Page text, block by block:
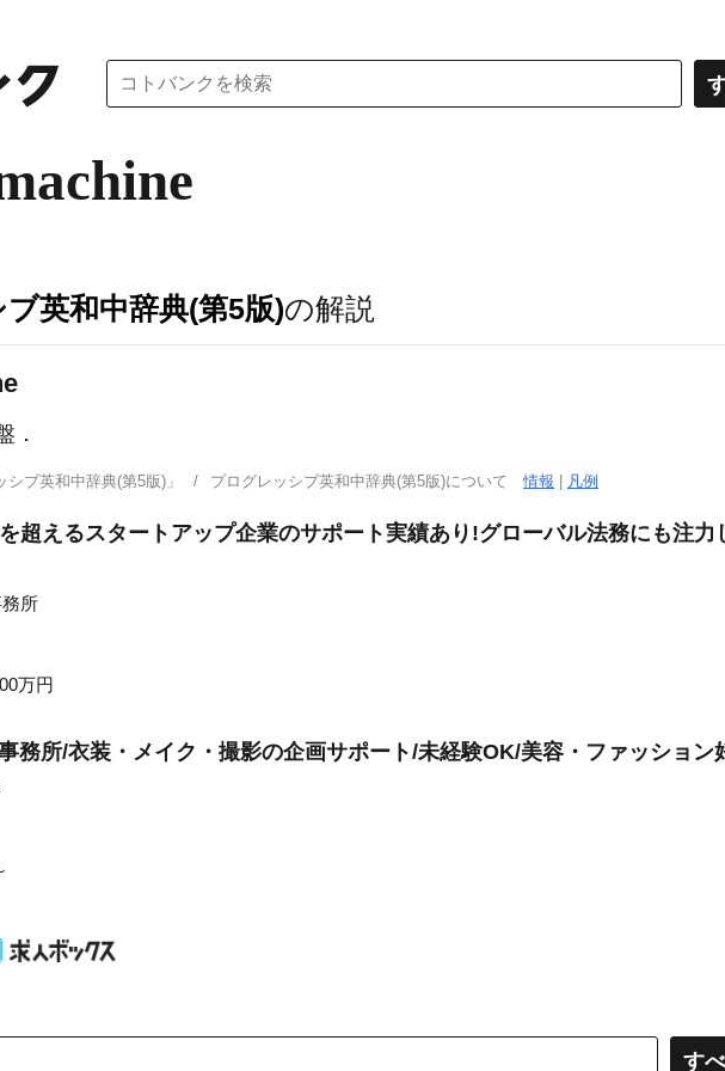
英和中辞典(第5版)の解説
．
ブ英和中辞典(第5版)」 プログレッシブ英和中辞典(第5版)について情報 凡例
を超えるスタートアップ企業のサポート実績あり!グローバル法務にも注
所
万円
務所/衣装・メイク・撮影の企画サポート/未経験OK/美容・ファッション
すべ